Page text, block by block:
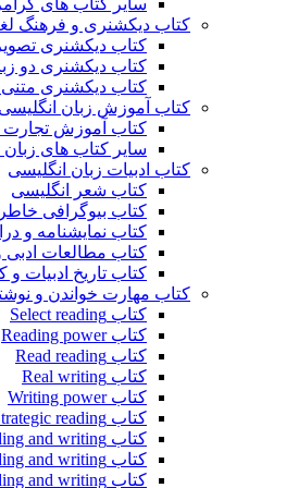
سایر کتاب های
کتاب دیکشنری و فرهنگ
کتاب دیکشنری
کتاب دیکشنری دو
کتاب دیکشنری متنی
کتاب آموزش زبان
کتاب آموزش تجارت
سایر کتاب های
کتاب ادبیات زبان انگلیسی
کتاب شعر انگلیسی
کتاب بیوگرافی
کتاب نمایشنامه و
کتاب مطالعات ادبی
کتاب تاریخ ادبیات
کتاب مهارت خواندن و
کتاب Select reading
کتاب Reading power
کتاب Read reading
کتاب Real writing
کتاب Writing power
کتاب Strategic reading
کتاب Oxford primary skills reading and writing
کتاب Skills for success reading and writing
کتاب Academic skills reading and writing